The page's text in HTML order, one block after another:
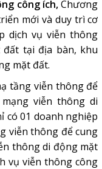
công ích,Chương
mới và duy trì cơ
dịch vụ viễn thông
tại địa bàn, khu
mặt đất.
tầng viễn thông để
viễn thông di
có 01 doanh nghiệp
viễn thông để cung
thông di động mặt
vụ viễn thông công